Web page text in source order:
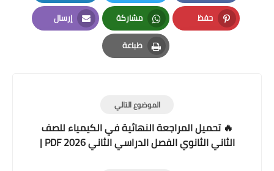
Facebook
Twitter
LinkedIn
حفظ
Pinterest
مشاركة
Whatsapp
إرسال
Email
طباعة
Print
الموضوع التالي
🔥 تحميل المراجعة النهائية في الكيمياء للصف
الثاني الثانوي الفصل الدراسي الثاني 2026 PDF |
بنك أسئلة وامتحانات شاملة